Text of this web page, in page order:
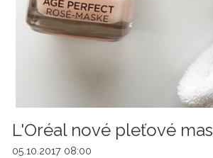
L'Oréal nové pleťové
05.10.2017 08:00